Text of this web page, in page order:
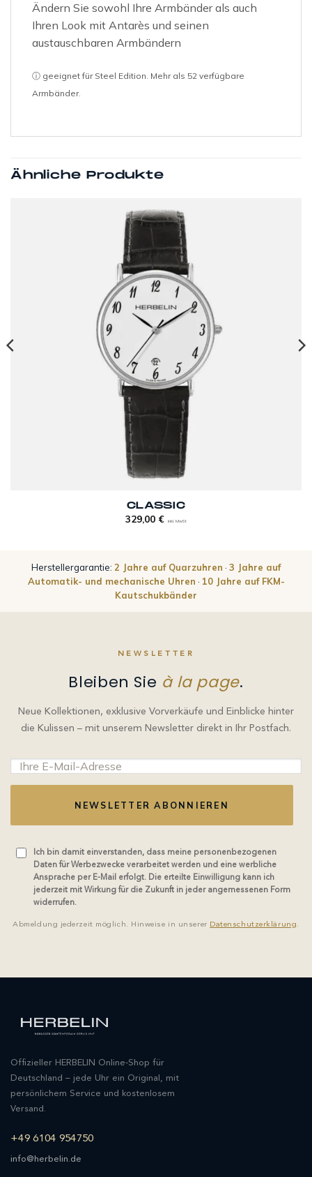
Ändern Sie sowohl Ihre Armbänder als auch
Ihren Look mit Antarès und seinen
austauschbaren Armbändern
ⓘ geeignet für Steel Edition. Mehr als 52 verfügbare
Armbänder.
Ähnliche Produkte
CLASSIC
329,00 € inkl. MwSt
Herstellergarantie: 2 Jahre auf Quarzuhren · 3 Jahre auf
Automatik- und mechanische Uhren · 10 Jahre auf FKM-
Kautschukbänder
NEWSLETTER
Bleiben Sie à la page.
Neue Kollektionen, exklusive Vorverkäufe und Einblicke hinter
die Kulissen – mit unserem Newsletter direkt in Ihr Postfach.
NEWSLETTER ABONNIEREN
Ich bin damit einverstanden, dass meine personenbezogenen
Daten für Werbezwecke verarbeitet werden und eine werbliche
Ansprache per E-Mail erfolgt. Die erteilte Einwilligung kann ich
jederzeit mit Wirkung für die Zukunft in jeder angemessenen Form
widerrufen.
Abmeldung jederzeit möglich. Hinweise in unserer Datenschutzerklärung.
Offizieller HERBELIN Online-Shop für
Deutschland – jede Uhr ein Original, mit
persönlichem Service und kostenlosem
Versand.
+49 6104 954750
info@herbelin.de